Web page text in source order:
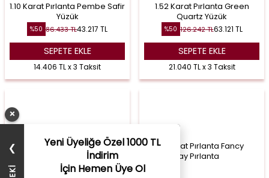
1.10 Karat Pırlanta Pembe Safir
Yüzük
%50 86.433TL43.217 TL
SEPETE EKLE
14.406 TL x 3 Taksit
1.52 Karat Pırlanta Green
Quartz Yüzük
%50 126.242TL63.121 TL
SEPETE EKLE
21.040 TL x 3 Taksit
×
❯
Yeni Üyeliğe Özel 1000 TL
İndirim
İçin Hemen Üye Ol